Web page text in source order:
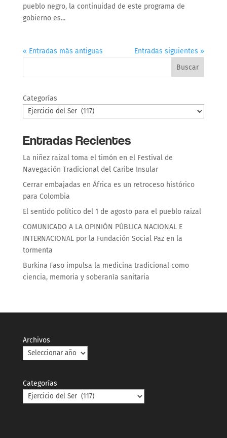
pueblo negro, la continuidad de este programa de
gobierno es...
« Entradas más antiguas
Entradas siguientes »
Buscar
Categorías
Entradas Recientes
La niñez raizal toma el timón en el Festival de
Navegación Tradicional del Caribe Insular
Cerrar embajadas en África es un retroceso histórico
para Colombia
El sentido político del 1 de agosto para el pueblo raizal
COMUNICADO A LA OPINIÓN PÚBLICA NACIONAL E
INTERNACIONAL por la Fundación Social Paz en la
tormenta
Burkina Faso impulsa la medicina tradicional como
ciencia, memoria y soberanía sanitaria
Archivos
Categorías